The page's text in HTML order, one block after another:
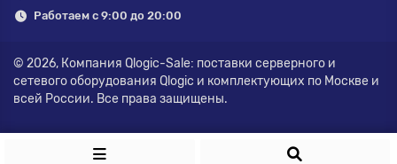
Работаем с 9:00 до 20:00
© 2026, Компания Qlogic-Sale: поставки серверного и
сетевого оборудования Qlogic и комплектующих по Москве и
всей России. Все права защищены.